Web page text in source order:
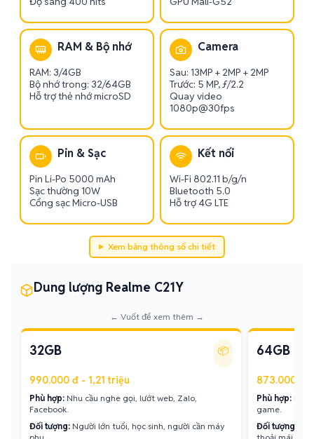
RAM & Bộ nhớ
RAM: 3/4GB
Bộ nhớ trong: 32/64GB
Hỗ trợ thẻ nhớ microSD
Camera
Sau: 13MP + 2MP + 2MP
Trước: 5 MP, ƒ/2.2
Quay video
1080p@30fps
Pin & Sạc
Pin Li-Po 5000 mAh
Sạc thường 10W
Cổng sạc Micro-USB
Kết nối
Wi-Fi 802.11 b/g/n
Bluetooth 5.0
Hỗ trợ 4G LTE
Xem bảng thông số chi tiết
Dung lượng Realme C21Y
← Vuốt để xem thêm →
32GB 📦
990.000 đ - 1,21 triệu
Phù hợp: Nhu cầu nghe gọi, lướt web, Zalo,
Facebook.
Đối tượng: Người lớn tuổi, học sinh, người cần máy
64GB
873.000 đ
Phù hợp:
game.
Đối tượng: